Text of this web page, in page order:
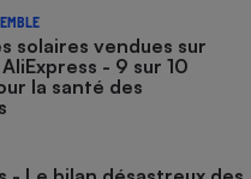
solaires vendues sur
- 9 sur 10
la santé des